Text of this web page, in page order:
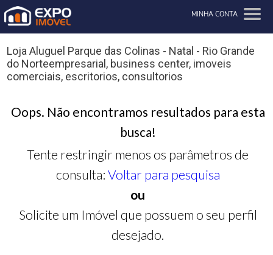
MINHA CONTA
Loja Aluguel Parque das Colinas - Natal - Rio Grande
do Norteempresarial, business center, imoveis
comerciais, escritorios, consultorios
Oops. Não encontramos resultados para esta
busca!
Tente restringir menos os parâmetros de
consulta: Voltar para pesquisa
ou
Solicite um Imóvel que possuem o seu perfil
desejado.